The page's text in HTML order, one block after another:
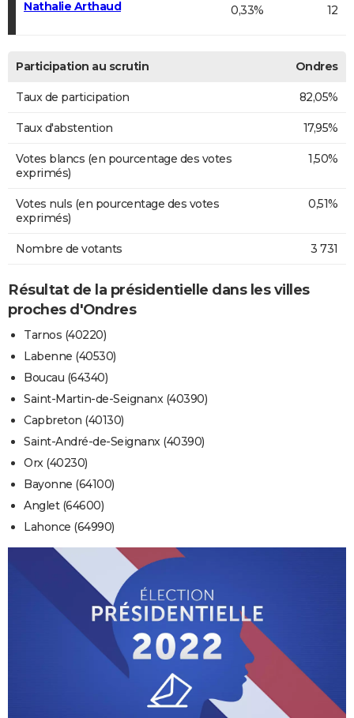
Nathalie Arthaud 0,33% 12
Participation au scrutin Ondres
Taux de participation 82,05%
Taux d'abstention 17,95%
Votes blancs (en pourcentage des votes
exprimés)
1,50%
Votes nuls (en pourcentage des votes
exprimés)
0,51%
Nombre de votants 3 731
Résultat de la présidentielle dans les villes
proches d'Ondres
Tarnos (40220)
Labenne (40530)
Boucau (64340)
Saint-Martin-de-Seignanx (40390)
Capbreton (40130)
Saint-André-de-Seignanx (40390)
Orx (40230)
Bayonne (64100)
Anglet (64600)
Lahonce (64990)